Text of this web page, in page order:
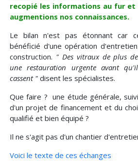
recopié les informations au fur et
augmentions nos connaissances.
Le bilan n'est pas étonnant car
bénéficié d'une opération
construction. " Des vitraux de plus
une restauration urgente avant
cassent " disent les spécialistes.
Que faire ? une étude générale,
d'un projet de financement et du
qualifié et bien équipé ?
Il ne s'agit pas d'un chantier
Voici le texte de ces échanges